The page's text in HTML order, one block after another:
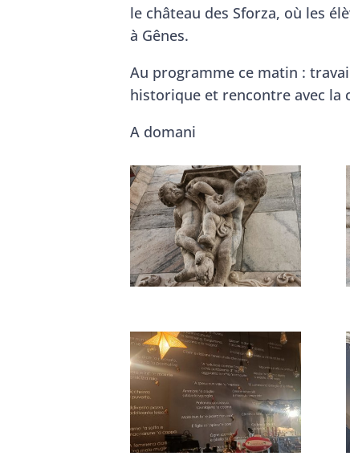
le château des Sforza, où les
à Gênes.
Au programme ce matin :
historique et rencontre avec la
A domani